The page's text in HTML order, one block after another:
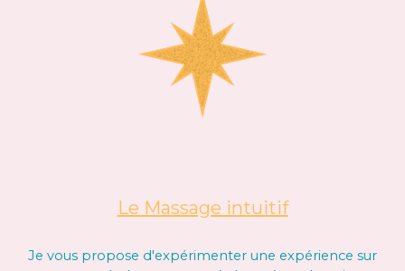
Le Massage intuitif
Je vous propose d'expérimenter une expérience sur